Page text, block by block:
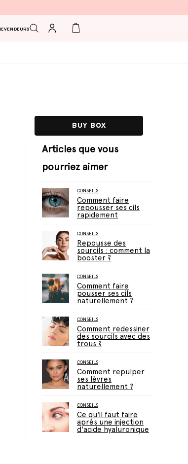
Connexion Panier
BUY BOX
Articles que vous
pourriez aimer
CONSEILS
Comment faire
repousser ses cils
rapidement
CONSEILS
Repousse des
sourcils : comment la
booster ?
CONSEILS
Comment faire
pousser ses cils
naturellement ?
CONSEILS
Comment redessiner
des sourcils avec des
trous ?
CONSEILS
Comment repulper
ses lèvres
naturellement ?
CONSEILS
Ce qu'il faut faire
après une injection
d'acide hyaluronique